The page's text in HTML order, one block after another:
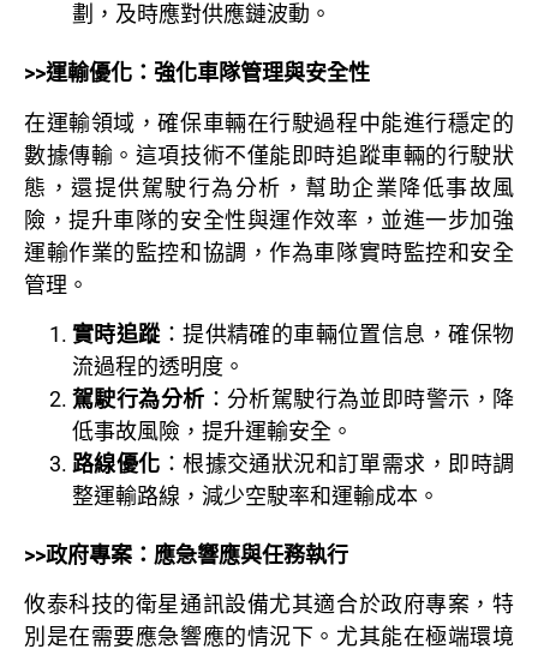
劃，及時應對供應鏈波動。
>>運輸優化：強化車隊管理與安全性
在運輸領域，確保車輛在行駛過程中能進行穩定的
數據傳輸。這項技術不僅能即時追蹤車輛的行駛狀
態，還提供駕駛行為分析，幫助企業降低事故風
險，提升車隊的安全性與運作效率，並進一步加強
運輸作業的監控和協調，作為車隊實時監控和安全
管理。
實時追蹤：提供精確的車輛位置信息，確保物
流過程的透明度。
駕駛行為分析 ：分析駕駛行為並即時警示，降
低事故風險，提升運輸安全。
路線優化 ：根據交通狀況和訂單需求，即時調
整運輸路線，減少空駛率和運輸成本。
>>政府專案：應急響應與任務執行
攸泰科技的衛星通訊設備尤其適合於政府專案，特
別是在需要應急響應的情況下。尤其能在極端環境